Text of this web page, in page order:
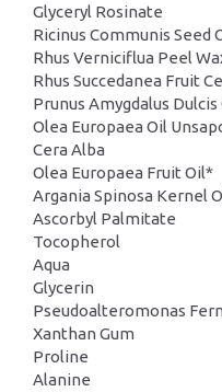
Glyceryl Rosinate
Ricinus Communis Seed
Rhus Verniciflua Peel
Rhus Succedanea Fruit
Prunus Amygdalus
Olea Europaea Oil
Cera Alba
Olea Europaea Fruit Oil*
Argania Spinosa Kernel
Ascorbyl Palmitate
Tocopherol
Aqua
Glycerin
Pseudoalteromonas
Xanthan Gum
Proline
Alanine